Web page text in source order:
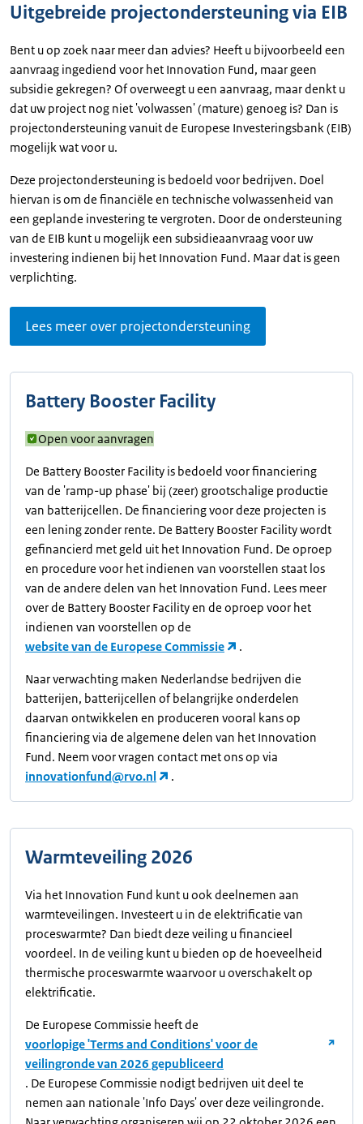
Uitgebreide projectondersteuning via EIB
Bent u op zoek naar meer dan advies? Heeft u bijvoorbeeld een
aanvraag ingediend voor het Innovation Fund, maar geen
subsidie gekregen? Of overweegt u een aanvraag, maar denkt u
dat uw project nog niet 'volwassen' (mature) genoeg is? Dan is
projectondersteuning vanuit de Europese Investeringsbank (EIB)
mogelijk wat voor u.
Deze projectondersteuning is bedoeld voor bedrijven. Doel
hiervan is om de financiële en technische volwassenheid van
een geplande investering te vergroten. Door de ondersteuning
van de EIB kunt u mogelijk een subsidieaanvraag voor uw
investering indienen bij het Innovation Fund. Maar dat is geen
verplichting.
Lees meer over projectondersteuning
Battery Booster Facility
Open voor aanvragen
De Battery Booster Facility is bedoeld voor financiering
van de 'ramp-up phase' bij (zeer) grootschalige productie
van batterijcellen. De financiering voor deze projecten is
een lening zonder rente. De Battery Booster Facility wordt
gefinancierd met geld uit het Innovation Fund. De oproep
en procedure voor het indienen van voorstellen staat los
van de andere delen van het Innovation Fund. Lees meer
over de Battery Booster Facility en de oproep voor het
indienen van voorstellen op de
website van de Europese Commissie
.
Naar verwachting maken Nederlandse bedrijven die
batterijen, batterijcellen of belangrijke onderdelen
daarvan ontwikkelen en produceren vooral kans op
financiering via de algemene delen van het Innovation
Fund. Neem voor vragen contact met ons op via
innovationfund@rvo.nl
.
Warmteveiling 2026
Via het Innovation Fund kunt u ook deelnemen aan
warmteveilingen. Investeert u in de elektrificatie van
proceswarmte? Dan biedt deze veiling u financieel
voordeel. In de veiling kunt u bieden op de hoeveelheid
thermische proceswarmte waarvoor u overschakelt op
elektrificatie.
De Europese Commissie heeft de
voorlopige 'Terms and Conditions' voor de
veilingronde van 2026 gepubliceerd
. De Europese Commissie nodigt bedrijven uit deel te
nemen aan nationale 'Info Days' over deze veilingronde.